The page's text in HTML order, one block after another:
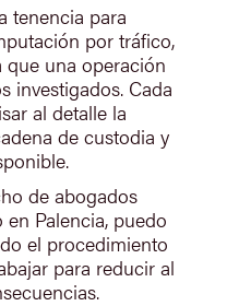
tenencia para
por tráfico,
una operación
investigados. Cada
al detalle la
de custodia y
de abogados
Palencia, puedo
el procedimiento
para reducir al